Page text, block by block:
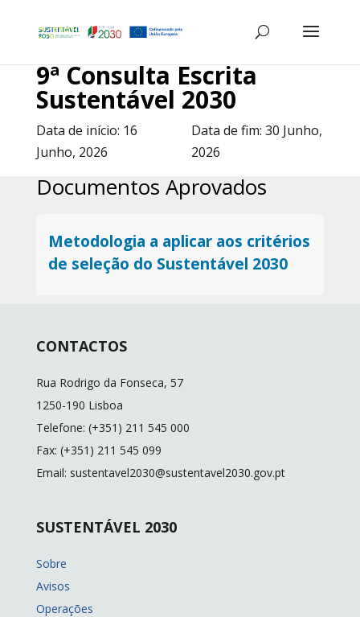
9ª Consulta Escrita
Sustentável 2030
Data de início: 16
Junho, 2026
Data de fim:30 Junho,
2026
Documentos Aprovados
Metodologia a aplicar aos critérios
de seleção do Sustentável 2030
CONTACTOS
Rua Rodrigo da Fonseca, 57
1250-190 Lisboa
Telefone: (+351) 211 545 000
Fax: (+351) 211 545 099
Email: sustentavel2030@sustentavel2030.gov.pt
SUSTENTÁVEL 2030
Sobre
Avisos
Operações